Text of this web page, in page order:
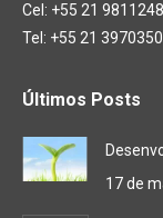
Cel: +55 21
Tel: +55 21
Últimos Posts
17 de